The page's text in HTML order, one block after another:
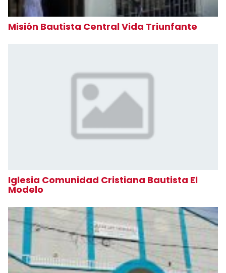
Misión Bautista Central Vida Triunfante
Iglesia Comunidad Cristiana Bautista El
Modelo